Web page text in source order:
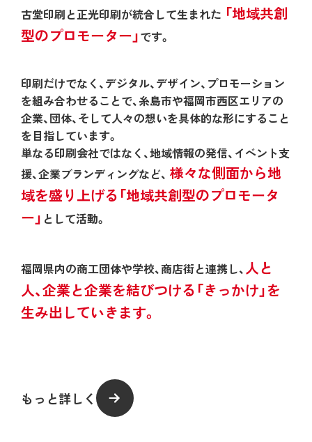
古堂印刷と正光印刷が統合して生まれた 「地域共創
型のプロモーター」です。
印刷だけでなく、デジタル、デザイン、プロモーション
を組み合わせることで、糸島市や福岡市西区エリアの
企業、団体、そして人々の想いを具体的な形にすること
を目指しています。
単なる印刷会社ではなく、地域情報の発信、イベント支
援、企業ブランディングなど、 様々な側面から地
域を盛り上げる「地域共創型のプロモータ
ー」 として活動。
福岡県内の商工団体や学校、商店街と連携し、 人と
人、企業と企業を結びつける「きっかけ」を
生み出していきます。
もっと詳しく